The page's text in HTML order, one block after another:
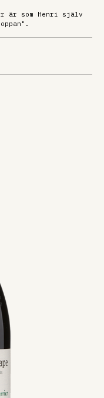
är som Henri själv